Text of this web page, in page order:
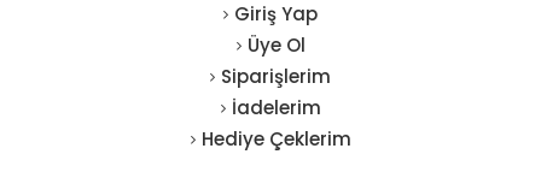
Giriş Yap
Üye Ol
Siparişlerim
İadelerim
Hediye Çeklerim